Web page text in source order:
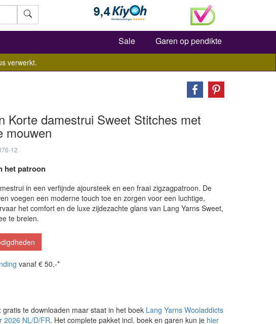
Zoeken
Sale Garen op pendikte
verwerkt.
Korte damestrui Sweet Stitches met
mouwen
12
het patroon
in een verfijnde ajoursteek en een fraai zigzagpatroon. De
voegen een moderne touch toe en zorgen voor een luchtige,
het comfort en de luxe zijdezachte glans van Lang Yarns Sweet,
te breien.
vanaf € 50,-*
gratis te downloaden maar staat in het boek Lang Yarns Wooladdicts
2026 NL/D/FR. Het complete pakket incl. boek en garen kun je hier